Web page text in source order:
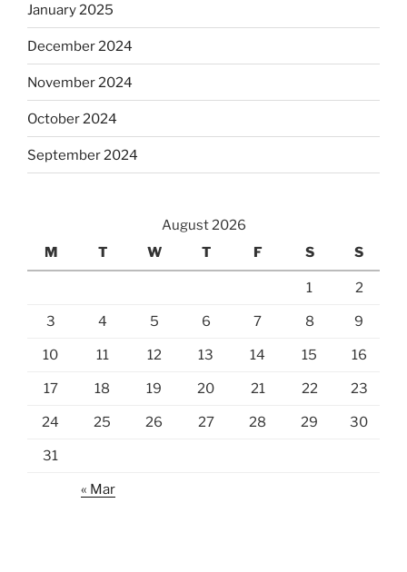
January 2025
December 2024
November 2024
October 2024
September 2024
August 2026
M
T W T F S S
1 2
3 4 5 6 7 8 9
10 11 12 13 14 15 16
17 18 19 20 21 22 23
24 25 26 27 28 29 30
31
« Mar